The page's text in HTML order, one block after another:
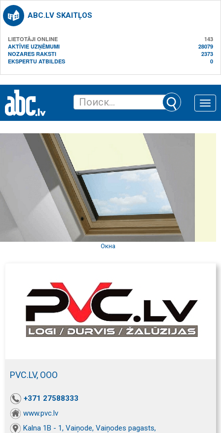
ABC.LV SKAITĻOS
LIETOTĀJI ONLINE
143
AKTĪVIE UZŅĒMUMI
28079
NOZARES RAKSTI
2373
EKSPERTU ATBILDES
0
Toggle
Окна
PVC.LV, ООО
+371 27588333
www.pvc.lv
Kalna 1B - 1, Vaiņode, Vaiņodes pagasts,